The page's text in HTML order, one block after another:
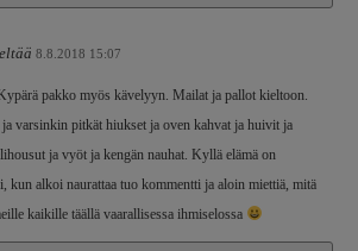
8.8.2018 15:07
pakko myös kävelyyn. Mailat ja pallot kieltoon.
varsinkin pitkät hiukset ja oven kahvat ja huivit ja
ja vyöt ja kengän nauhat. Kyllä elämä on
kun alkoi naurattaa tuo kommentti ja aloin miettiä, mitä
kaikille täällä vaarallisessa ihmiselossa